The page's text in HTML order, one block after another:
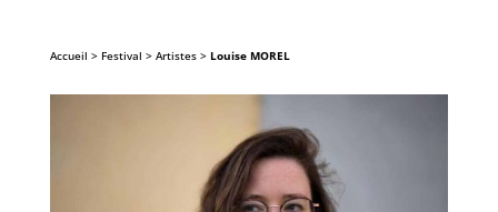
Accueil > Festival > Artistes > Louise MOREL